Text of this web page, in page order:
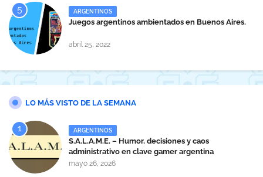
ARGENTINOS
Juegos argentinos ambientados en Buenos Aires.
abril 25, 2022
LO MÁS VISTO DE LA SEMANA
ARGENTINOS
S.A.L.A.M.E. – Humor, decisiones y caos
administrativo en clave gamer argentina
mayo 26, 2026